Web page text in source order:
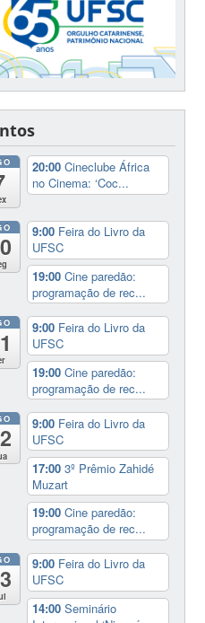
20:00Cineclube África
no Cinema: ‘Coc...
9:00 Feira do Livro da
UFSC
19:00Cine paredão:
programação de rec...
9:00 Feira do Livro da
UFSC
19:00Cine paredão:
programação de rec...
9:00 Feira do Livro da
UFSC
17:003º Prêmio Zahidé
Muzart
19:00Cine paredão:
programação de rec...
9:00 Feira do Livro da
UFSC
14:00Seminário